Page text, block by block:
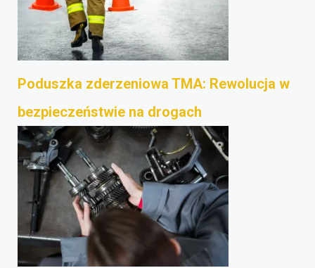
Poduszka zderzeniowa TMA: Rewolucja w
bezpieczeństwie na drogach